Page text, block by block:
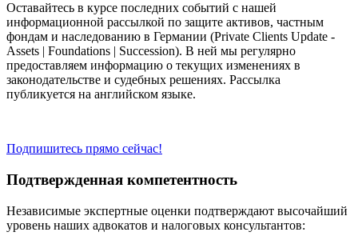
Оставайтесь в курсе последних событий с нашей
информационной рассылкой по защите активов, частным
фондам и наследованию в Германии (Private Clients Update -
Assets | Foundations | Succession). В ней мы регулярно
предоставляем информацию о текущих изменениях в
законодательстве и судебных решениях. Рассылка
публикуется на английском языке.
Подпишитесь прямо сейчас!
Подтвержденная компетентность
Независимые экспертные оценки подтверждают высочайший
уровень наших адвокатов и налоговых консультантов: